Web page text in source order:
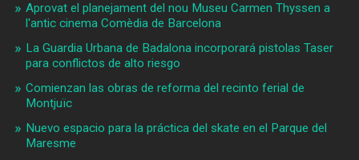
Aprovat el planejament del nou Museu Carmen Thyssen a
l'antic cinema Comèdia de Barcelona
La Guardia Urbana de Badalona incorporará pistolas Taser
para conflictos de alto riesgo
Comienzan las obras de reforma del recinto ferial de
Montjuïc
Nuevo espacio para la práctica del skate en el Parque del
Maresme